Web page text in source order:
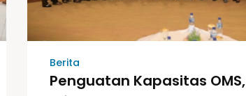
Berita
Penguatan Kapasitas OMS,